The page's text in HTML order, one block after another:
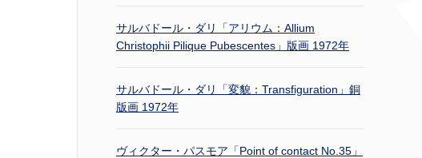
サルバドール・ダリ「アリウム：Allium
Christophii Pilique Pubescentes」版画 1972年
サルバドール・ダリ「変貌：Transfiguration」銅
版画 1972年
ヴィクター・パスモア「Point of contact No.35」